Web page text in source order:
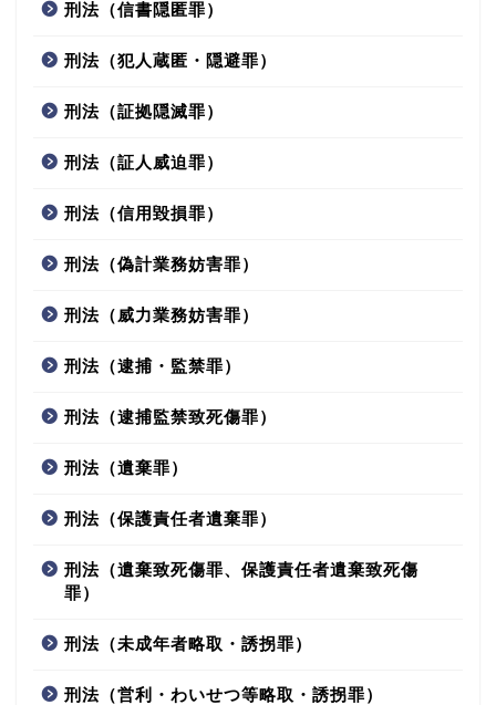
刑法（信書隠匿罪）
刑法（犯人蔵匿・隠避罪）
刑法（証拠隠滅罪）
刑法（証人威迫罪）
刑法（信用毀損罪）
刑法（偽計業務妨害罪）
刑法（威力業務妨害罪）
刑法（逮捕・監禁罪）
刑法（逮捕監禁致死傷罪）
刑法（遺棄罪）
刑法（保護責任者遺棄罪）
刑法（遺棄致死傷罪、保護責任者遺棄致死傷
罪）
刑法（未成年者略取・誘拐罪）
刑法（営利・わいせつ等略取・誘拐罪）